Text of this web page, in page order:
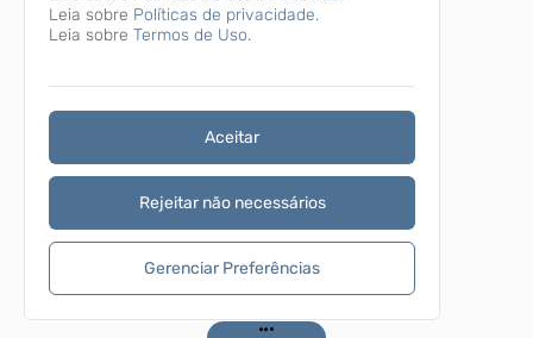
Leia sobre Políticas de privacidade.
Leia sobre Termos de Uso.
Aceitar
Rejeitar não necessários
Gerenciar Preferências